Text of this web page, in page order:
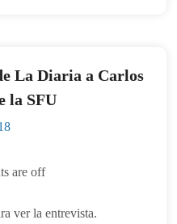
La Diaria a Carlos
la SFU
are off
ver la entrevista.